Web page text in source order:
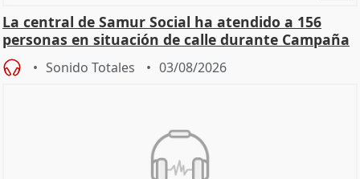
La central de Samur Social ha atendido a 156
personas en situación de calle durante Campaña
de Calor
Sonido Totales 03/08/2026